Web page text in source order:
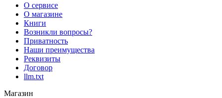
О сервисе
О магазине
Книги
Возникли вопросы?
Приватность
Наши преимущества
Реквизиты
Договор
llm.txt
Магазин